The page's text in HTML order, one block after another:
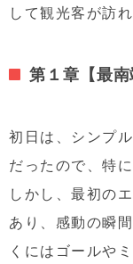
して観光客が訪
第１章【最
初日は、シンプ
だったので、特
しかし、最初の
あり、感動の瞬
くにはゴールや